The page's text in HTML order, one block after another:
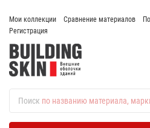
Мои коллекции Сравнение материалов
Регистрация
Поиск по названию материала,